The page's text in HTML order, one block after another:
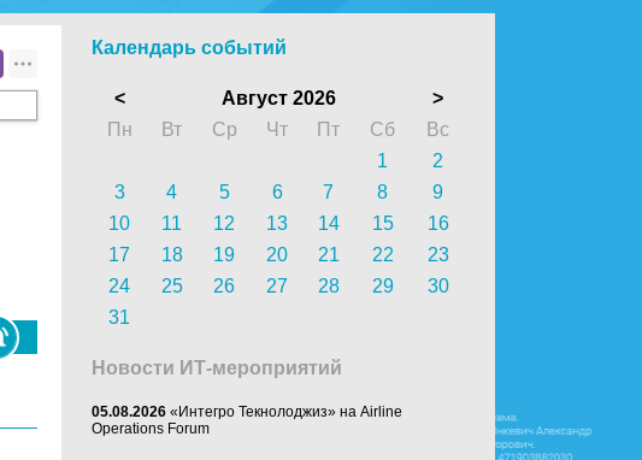
Календарь событий
< Август 2026
>
Пн
Вт Ср Чт Пт Сб
Вс
1
2
3
4 5 6 7 8
9
10
11 12 13 14 15
16
17
18 19 20 21 22
23
24
25 26 27 28 29
30
31
Новости ИТ-мероприятий
05.08.2026 «Интегро Текнолоджиз» на Airline
Operations Forum